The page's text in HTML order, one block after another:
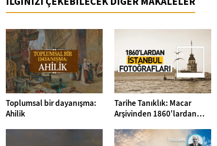
Toplumsal bir dayanışma:
Ahilik
Tarihe Tanıklık: Macar
Arşivinden 1860'lardan